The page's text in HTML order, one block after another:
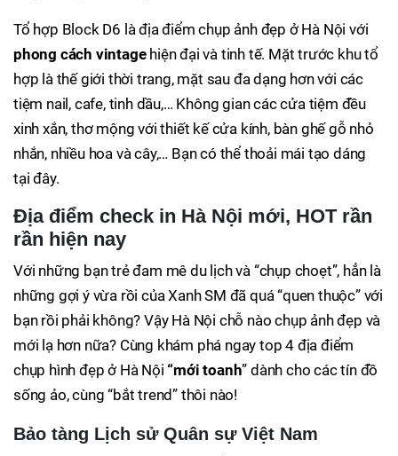
Tổ hợp Block D6 là địa điểm chụp ảnh đẹp ở Hà Nội với
phong cách vintagehiện đại và tinh tế. Mặt trước khu tổ
hợp là thế giới thời trang, mặt sau đa dạng hơn với các
tiệm nail, cafe, tinh dầu,… Không gian các cửa tiệm đều
xinh xắn, thơ mộng với thiết kế cửa kính, bàn ghế gỗ nhỏ
nhắn, nhiều hoa và cây,… Bạn có thể thoải mái tạo dáng
tại đây.
Địa điểm check in Hà Nội mới, HOT rần
rần hiện nay
Với những bạn trẻ đam mê du lịch và “chụp choẹt”, hẳn là
những gợi ý vừa rồi của Xanh SM đã quá “quen thuộc” với
bạn rồi phải không? Vậy Hà Nội chỗ nào chụp ảnh đẹp và
mới lạ hơn nữa? Cùng khám phá ngay top 4 địa điểm
chụp hình đẹp ở Hà Nội “mới toanh” dành cho các tín đồ
sống ảo, cùng “bắt trend” thôi nào!
Bảo tàng Lịch sử Quân sự Việt Nam